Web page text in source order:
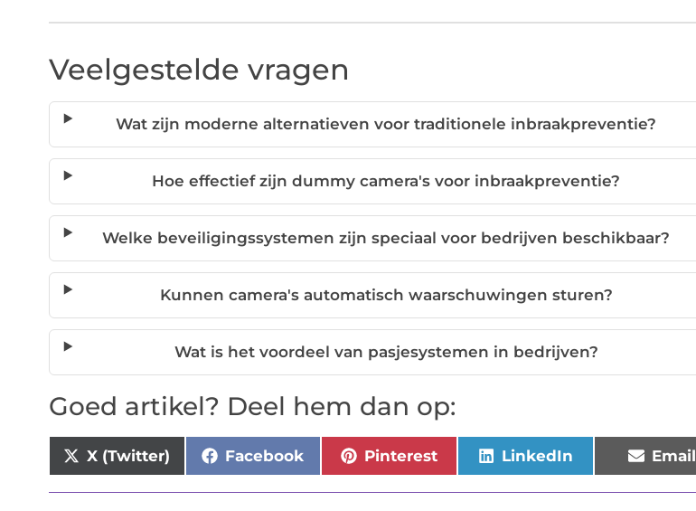
Veelgestelde vragen
Wat zijn moderne alternatieven voor traditionele inbraakpreventie?
Hoe effectief zijn dummy camera's voor inbraakpreventie?
Welke beveiligingssystemen zijn speciaal voor bedrijven beschikbaar?
Kunnen camera's automatisch waarschuwingen sturen?
Wat is het voordeel van pasjesystemen in bedrijven?
Goed artikel? Deel hem dan op:
X (Twitter) Facebook Pinterest LinkedIn Email